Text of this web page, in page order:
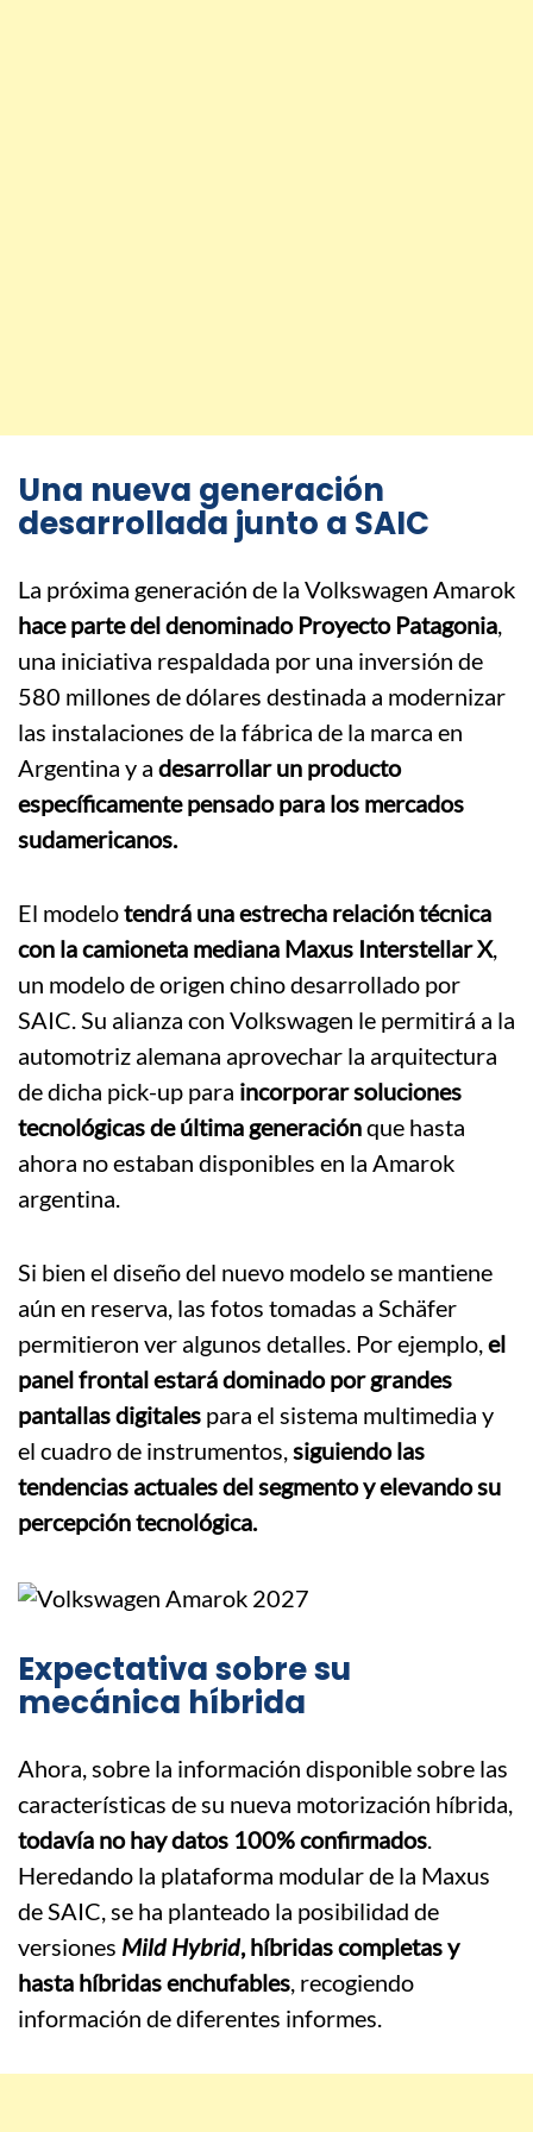
Una nueva generación
desarrollada junto a SAIC
La próxima generación de la Volkswagen Amarok
hace parte del denominado Proyecto Patagonia
una iniciativa respaldada por una inversión de
580 millones de dólares destinada a modernizar
las instalaciones de la fábrica de la marca en
Argentina y a desarrollar un producto
específicamente pensado para los mercados
sudamericanos.
El modelotendrá una estrecha relación técnica
con la camioneta mediana Maxus Interstellar X,
un modelo de origen chino desarrollado por
SAIC. Su alianza con Volkswagen le permitirá a la
automotriz alemana aprovechar la arquitectura
de dicha pick-up para incorporar soluciones
tecnológicas de última generaciónque hasta
ahora no estaban disponibles en la Amarok
argentina.
Si bien el diseño del nuevo modelo se mantiene
aún en reserva, las fotos tomadas a Schäfer
permitieron ver algunos detalles. Por ejemplo, el
panel frontal estará dominado por grandes
pantallas digitales para el sistema multimedia y
el cuadro de instrumentos, siguiendo las
tendencias actuales del segmento y elevando su
percepción tecnológica.
Expectativa sobre su
mecánica híbrida
Ahora, sobre la información disponible sobre las
características de su nueva motorización híbrida,
todavía no hay datos 100% confirmados.
Heredando la plataforma modular de la Maxus
de SAIC, se ha planteado la posibilidad de
versiones Mild Hybrid, híbridas completas y
hasta híbridas enchufables, recogiendo
información de diferentes informes.